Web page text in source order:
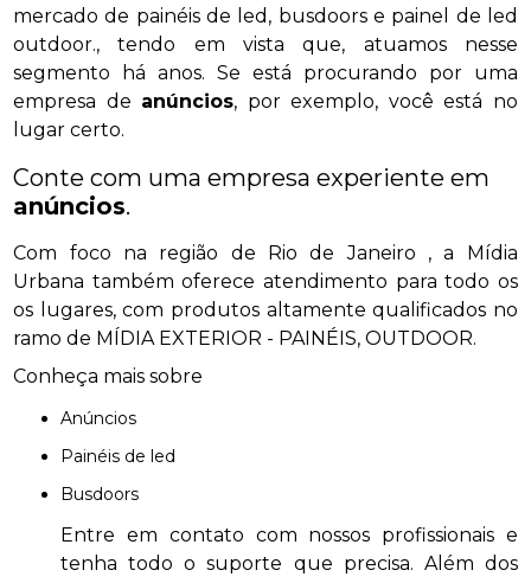
mercado de painéis de led, busdoors e painel de led
outdoor., tendo em vista que, atuamos nesse
segmento há anos. Se está procurando por uma
empresa de anúncios, por exemplo, você está no
lugar certo.
Conte com uma empresa experiente em
anúncios.
Com foco na região de Rio de Janeiro , a Mídia
Urbana também oferece atendimento para todo os
os lugares, com produtos altamente qualificados no
ramo de MÍDIA EXTERIOR - PAINÉIS, OUTDOOR.
Conheça mais sobre
anúncios
painéis de led
busdoors
Entre em contato com nossos profissionais e
tenha todo o suporte que precisa. Além dos